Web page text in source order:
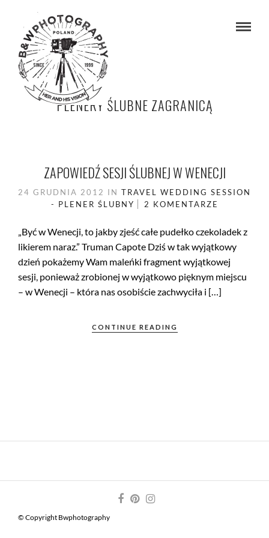
PLENERY ŚLUBNE ZAGRANICĄ
ZAPOWIEDŹ SESJI ŚLUBNEJ W WENECJI
24 GRUDNIA 2012 IN TRAVEL WEDDING SESSION
- PLENER ŚLUBNY
2 KOMENTARZE
„Być w Wenecji, to jakby zjeść całe pudełko czekoladek z
likierem naraz.” Truman Capote Dziś w tak wyjątkowy
dzień pokażemy Wam maleńki fragment wyjątkowej
sesji, ponieważ zrobionej w wyjątkowo pięknym miejscu
– w Wenecji – która nas osobiście zachwyciła i […]
CONTINUE READING
© Copyright Bwphotography